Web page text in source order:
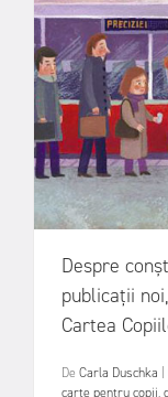
Despre
publicații
Cartea
De Carla Duschka
carte pentru copii,